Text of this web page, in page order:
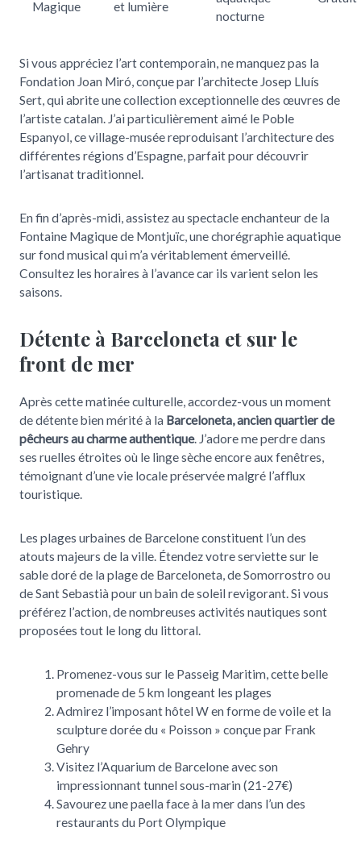
Magique et lumière
nocturne
Si vous appréciez l’art contemporain, ne manquez pas la
Fondation Joan Miró, conçue par l’architecte Josep Lluís
Sert, qui abrite une collection exceptionnelle des œuvres de
l’artiste catalan. J’ai particulièrement aimé le Poble
Espanyol, ce village-musée reproduisant l’architecture des
différentes régions d’Espagne, parfait pour découvrir
l’artisanat traditionnel.
En fin d’après-midi, assistez au spectacle enchanteur de la
Fontaine Magique de Montjuïc, une chorégraphie aquatique
sur fond musical qui m’a véritablement émerveillé.
Consultez les horaires à l’avance car ils varient selon les
saisons.
Détente à Barceloneta et sur le
front de mer
Après cette matinée culturelle, accordez-vous un moment
de détente bien mérité à la Barceloneta, ancien quartier de
pêcheurs au charme authentique. J’adore me perdre dans
ses ruelles étroites où le linge sèche encore aux fenêtres,
témoignant d’une vie locale préservée malgré l’afflux
touristique.
Les plages urbaines de Barcelone constituent l’un des
atouts majeurs de la ville. Étendez votre serviette sur le
sable doré de la plage de Barceloneta, de Somorrostro ou
de Sant Sebastià pour un bain de soleil revigorant. Si vous
préférez l’action, de nombreuses activités nautiques sont
proposées tout le long du littoral.
Promenez-vous sur le Passeig Maritim, cette belle
promenade de 5 km longeant les plages
Admirez l’imposant hôtel W en forme de voile et la
sculpture dorée du « Poisson » conçue par Frank
Gehry
Visitez l’Aquarium de Barcelone avec son
impressionnant tunnel sous-marin (21-27€)
Savourez une paella face à la mer dans l’un des
restaurants du Port Olympique